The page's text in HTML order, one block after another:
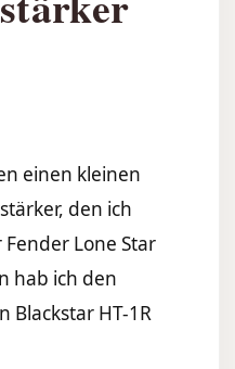
einen kleinen
den ich
Lone Star
hab ich den
Blackstar HT-1R